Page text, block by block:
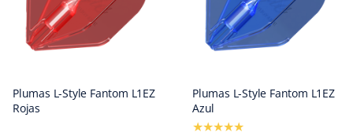
Plumas L-Style Fantom L1EZ
Rojas
Plumas L-Style Fantom L1EZ
Azul